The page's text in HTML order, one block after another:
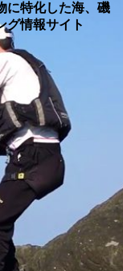
特化した海、磯
グ情報サイト